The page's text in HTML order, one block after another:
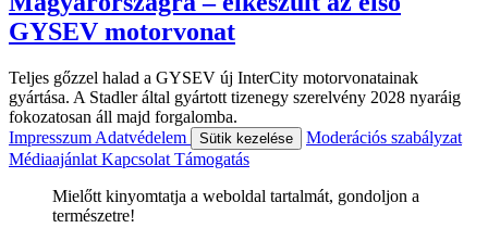
GYSEV motorvonat
Teljes gőzzel halad a GYSEV új InterCity motorvonatainak
gyártása. A Stadler által gyártott tizenegy szerelvény 2028 nyaráig
fokozatosan áll majd forgalomba.
Impresszum Adatvédelem Sütik kezelése
Moderációs szabályzat
Médiaajánlat Kapcsolat Támogatás
Mielőtt kinyomtatja a weboldal tartalmát, gondoljon a
természetre!